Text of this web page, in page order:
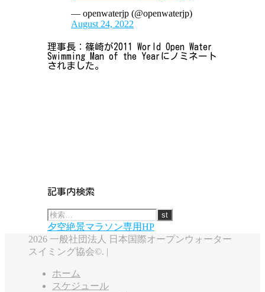
— openwaterjp (@openwaterjp)
August 24, 2022
理事長：篠崎が2011 World Open Water
Swimming Man of the Yearにノミネート
されました。
記事内検索
夕空絶景マラソン専用HP
2026 一般社団法人 日本国際オープンウォーター
スイミング協会©. |
ホーム
スケジュール